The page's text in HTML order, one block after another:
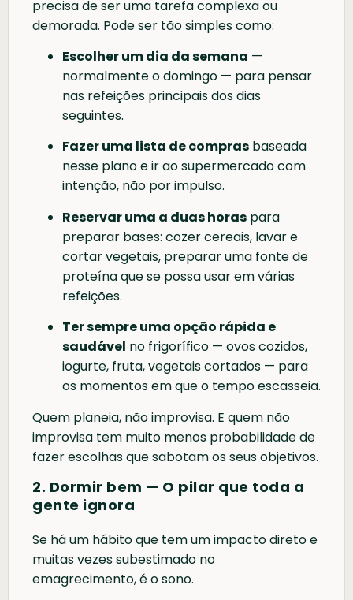
precisa de ser uma tarefa complexa ou
demorada. Pode ser tão simples como:
Escolher um dia da semana —
normalmente o domingo — para pensar
nas refeições principais dos dias
seguintes.
Fazer uma lista de compras baseada
nesse plano e ir ao supermercado com
intenção, não por impulso.
Reservar uma a duas horas para
preparar bases: cozer cereais, lavar e
cortar vegetais, preparar uma fonte de
proteína que se possa usar em várias
refeições.
Ter sempre uma opção rápida e
saudável no frigorífico — ovos cozidos,
iogurte, fruta, vegetais cortados — para
os momentos em que o tempo escasseia.
Quem planeia, não improvisa. E quem não
improvisa tem muito menos probabilidade de
fazer escolhas que sabotam os seus objetivos.
2. Dormir bem — O pilar que toda a
gente ignora
Se há um hábito que tem um impacto direto e
muitas vezes subestimado no
emagrecimento, é o sono.